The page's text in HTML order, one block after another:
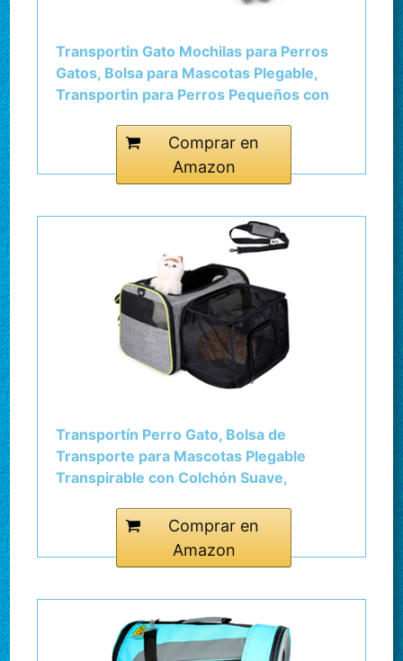
Transportin Gato Mochilas para Perros
Gatos, Bolsa para Mascotas Plegable,
Transportin para Perros Pequeños con
en Tren/Automóvil/Avión (Verde)
Comprar en
Amazon
Transportín Perro Gato, Bolsa de
Transporte para Mascotas Plegable
Transpirable con Colchón Suave,
Cómodo Bolso para Transporte en Tren,
43 x 28 x 28 cm, Gris
Comprar en
Amazon